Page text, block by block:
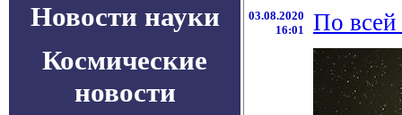
Новости науки
Космические
новости
03.08.2020
16:01
По всей